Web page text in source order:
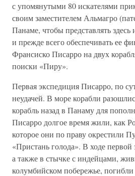
с упомянутыми 80 искателями
своим заместителем Альмагро
Панаме, чтобы представлять
и прежде всего обеспечивать ее
Франсиско Писарро на двух
поиски «Пиру».
Первая экспедиция Писарро, по
неудачей. В море корабли
корабль назад в Панаму для
Писарро долгое время жили, как
которое они по праву окрестили
«Пристань голода». В ходе первой
а также в стычке с индейцами,
колумбийском побережье,